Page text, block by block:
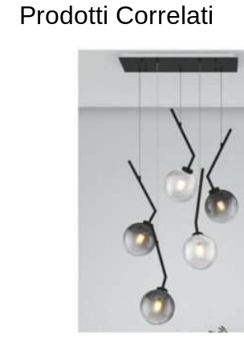
Prodotti Correlati